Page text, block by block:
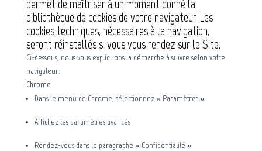
permet de maîtriser à un moment donné la
bibliothèque de cookies de votre navigateur. Les
cookies techniques, nécessaires à la navigation,
seront réinstallés si vous vous rendez sur le Site.
Ci-dessous, nous vous expliquons la démarche à suivre selon votre
navigateur.
Chrome
Dans le menu de Chrome, sélectionnez « Paramètres »
Affichez les paramètres avancés
Rendez-vous dans le paragraphe « Confidentialité »